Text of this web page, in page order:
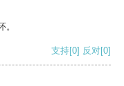
支持[0] 反对[0]